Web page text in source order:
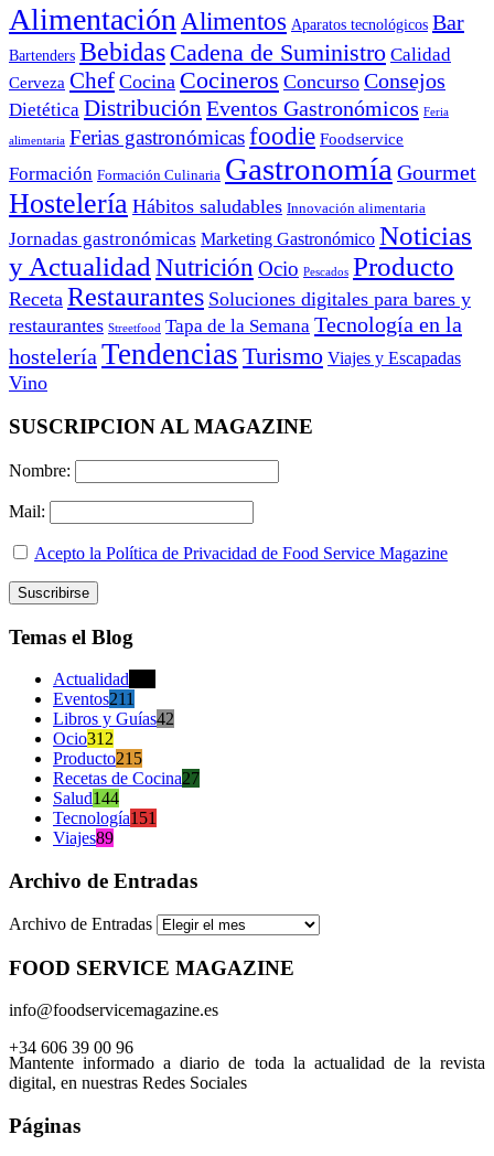
Alimentación Alimentos Aparatos tecnológicos Bar
Bartenders Bebidas Cadena de Suministro Calidad
Cerveza Chef Cocina Cocineros Concurso Consejos
Dietética Distribución Eventos Gastronómicos Feria
alimentaria Ferias gastronómicasfoodie Foodservice
Formación Formación Culinaria Gastronomía Gourmet
Hostelería Hábitos saludables Innovación alimentaria
Jornadas gastronómicas Marketing Gastronómico Noticias
y Actualidad Nutrición Ocio Pescados Producto
Receta Restaurantes Soluciones digitales para bares y
restaurantes Streetfood Tapa de la Semana Tecnología en la
hostelería Tendencias Turismo Viajes y Escapadas
Vino
SUSCRIPCION AL MAGAZINE
Nombre:
Mail:
Acepto la Política de Privacidad de Food Service Magazine
Temas el Blog
Actualidad
Eventos211
Libros y Guías42
Ocio312
Producto215
Recetas de Cocina27
Salud144
Tecnología151
Viajes89
Archivo de Entradas
Archivo de Entradas
FOOD SERVICE MAGAZINE
info@foodservicemagazine.es
+34 606 39 00 96
Mantente informado a diario de toda la actualidad de la revista
digital, en nuestras Redes Sociales
Páginas